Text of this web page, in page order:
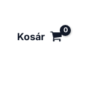
content
Kosár